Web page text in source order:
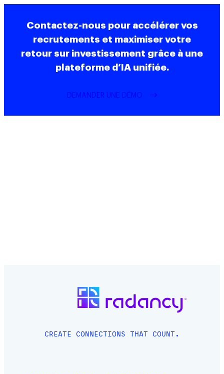
Contactez-nous pour accélérer vos
recrutements et maximiser votre
retour sur investissement grâce à une
plateforme d’IA unifiée.
DEMANDER UNE DÉMO
CREATE CONNECTIONS THAT COUNT.